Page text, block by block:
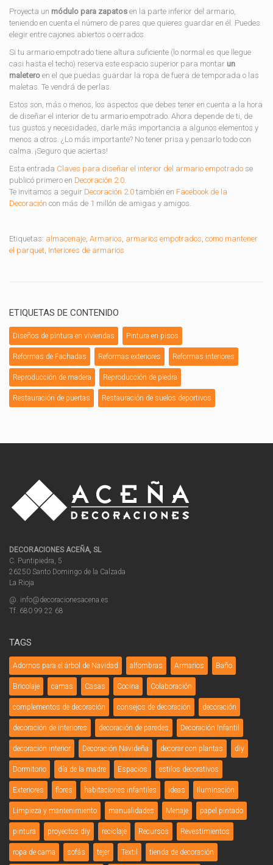
Proyecta un módulo para zapatos en la parte inferior del armario,
teniendo en cuenta el número de pares que quieres guardar en él. Puedes
elegir entre cajones abiertos o cerrados.
Si tu armario empotrado tiene altura suficiente (lo normal es que llegue
casi hasta el techo) reserva este espacio superior para montar un
maletero en el que puedas guardar la ropa de fuera de temporada o las
maletas. Te vendrá de perlas.
Estos son, más o menos, los aspectos que debes tener en cuenta a la hora
de diseñar el interior de tu armario empotrado. Ahora depende de ti, de
tus gustos y necesidades, darle más importancia a algunos elementos y
menos a otros. ¿Lo más importante? No tener prisa y pensarlo todo con
calma. ¡Seguro que aciertas!
Esta entrada Claves para diseñar el interior del armario empotrado se
publicó primero en Decoración 2.0.
Te invitamos a seguir Decoración 2.0 también en Facebook de la
Decoración con más de 1 millón de amigas y amigos.
Etiquetas: almacenaje, Armarios, armarios empotrados, como mantener
el parquet, Interiores de armarios
ETIQUETAS DE CONTENIDO
Diseños de pintura en viviendas Pintura en pisos
Reformas de Fachadas Reformas exteriores Reformas interiores
Reproducción de madera Reproducción de piedra
Restauración de puertas Restauración de suelos deportivos
DECORACIONES ACEÑA, SL
C. Puntipiedra, 5
26250 Santo Domingo de la Calzada
La Rioja
@. info@decoracionesacena.es
Tf. 680 99 22 68
TAGS
Adornos para el árbol de Navidad alfombras Armarios Baño
Bricolaje camas Casas Cocina Colaboración
complementos de decoración consejos de decoración decoración
decoración de interiores decoración de paredes Decoración Infantil
decoración interior Decoración Navideña decorar con plantas diy
Dormitorio día de la madre Espacios estilos decorativos
Exteriores flores habitaciones infantiles ideas Iluminación
Limpieza y mantenimiento manualidades Menaje papel pintado
pintura proyectos diy reciclaje Recursos Revestimientos
ropa de cama sofás tejer Textil tienda de decoración